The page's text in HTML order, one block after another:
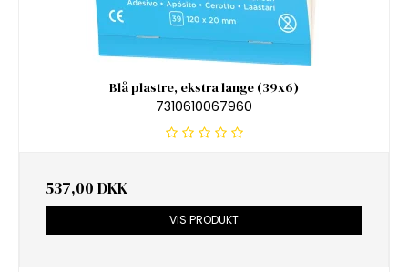
Blå plastre, ekstra lange (39x6)
7310610067960
537,00 DKK
VIS PRODUKT